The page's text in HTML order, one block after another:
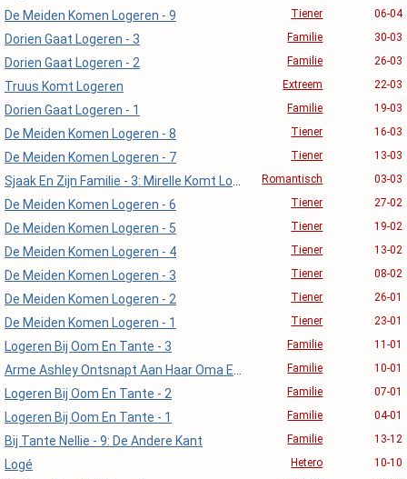
De Meiden Komen Logeren - 9 Tiener 06-04
Dorien Gaat Logeren - 3 Familie 30-03
Dorien Gaat Logeren - 2 Familie 26-03
Truus Komt Logeren Extreem 22-03
Dorien Gaat Logeren - 1 Familie 19-03
De Meiden Komen Logeren - 8 Tiener 16-03
De Meiden Komen Logeren - 7 Tiener 13-03
Romantisch 03-03
De Meiden Komen Logeren - 6 Tiener 27-02
De Meiden Komen Logeren - 5 Tiener 19-02
De Meiden Komen Logeren - 4 Tiener 13-02
De Meiden Komen Logeren - 3 Tiener 08-02
De Meiden Komen Logeren - 2 Tiener 26-01
De Meiden Komen Logeren - 1 Tiener 23-01
Logeren Bij Oom En Tante - 3 Familie 11-01
Familie 10-01
Logeren Bij Oom En Tante - 2 Familie 07-01
Logeren Bij Oom En Tante - 1 Familie 04-01
Bij Tante Nellie - 9: De Andere Kant Familie 13-12
Logé Hetero 10-10